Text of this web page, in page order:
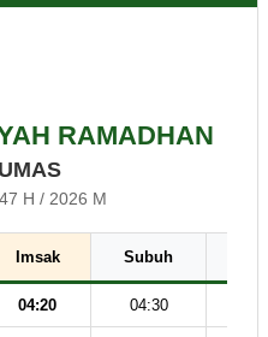
RAMADHAN
H / 2026 M
Imsak Subuh
04:20 04:30